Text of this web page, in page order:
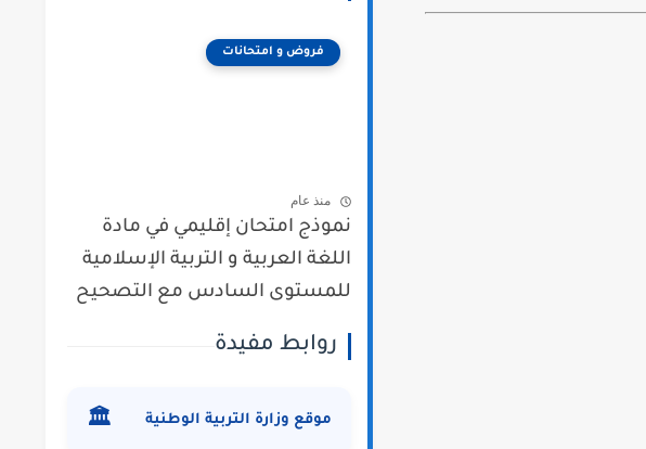
فروض و امتحانات
منذ عام
نموذج امتحان إقليمي في مادة
اللغة العربية و التربية الإسلامية
للمستوى السادس مع التصحيح
روابط مفيدة
موقع وزارة التربية الوطنية 🏛️